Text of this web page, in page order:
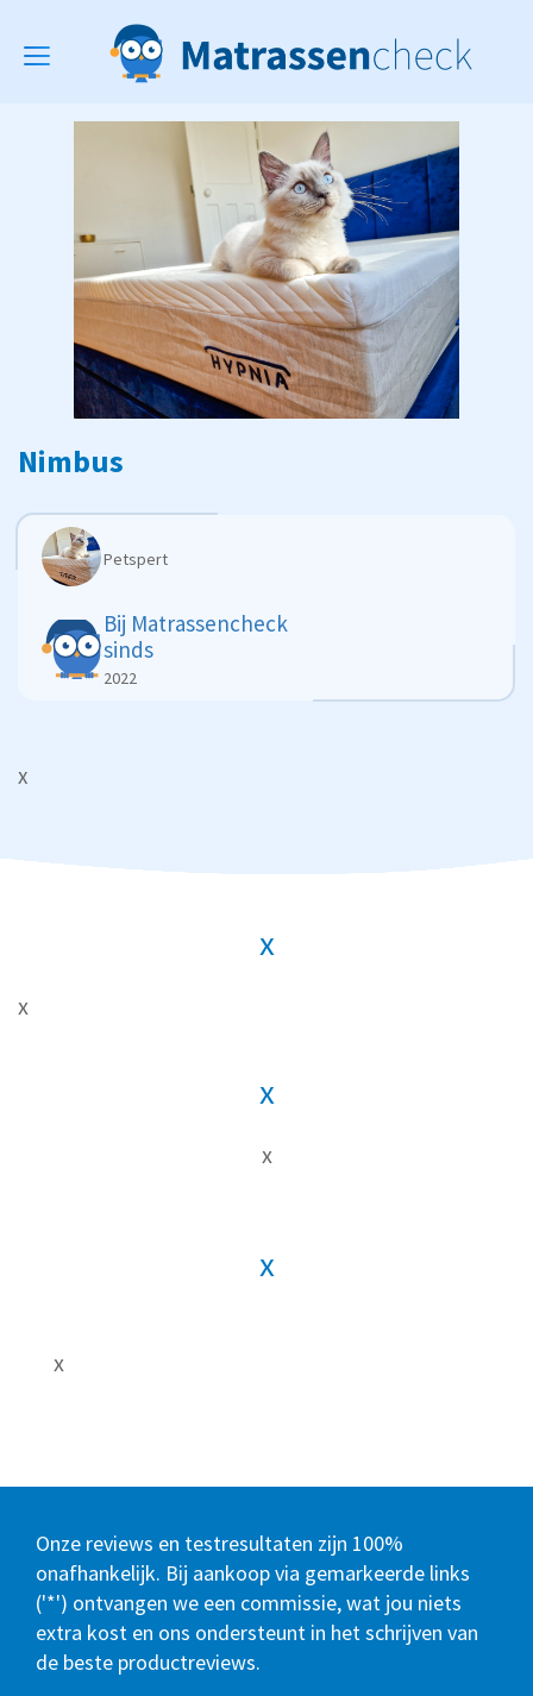
Toggle
Nimbus
Petspert
Bij Matrassencheck
sinds
2022
x
x
x
x
x
x
x
Onze reviews en testresultaten zijn 100%
onafhankelijk. Bij aankoop via gemarkeerde links
('*') ontvangen we een commissie, wat jou niets
extra kost en ons ondersteunt in het schrijven van
de beste productreviews.